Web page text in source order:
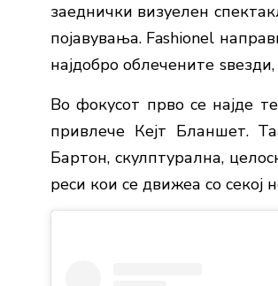
заеднички визуелен
појавувања. Fashionel
најдобро облечените
Во фокусот прво се најде
привлече Кејт Бланшет.
Бартон, скулптурална,
реси кои се движеа со секој